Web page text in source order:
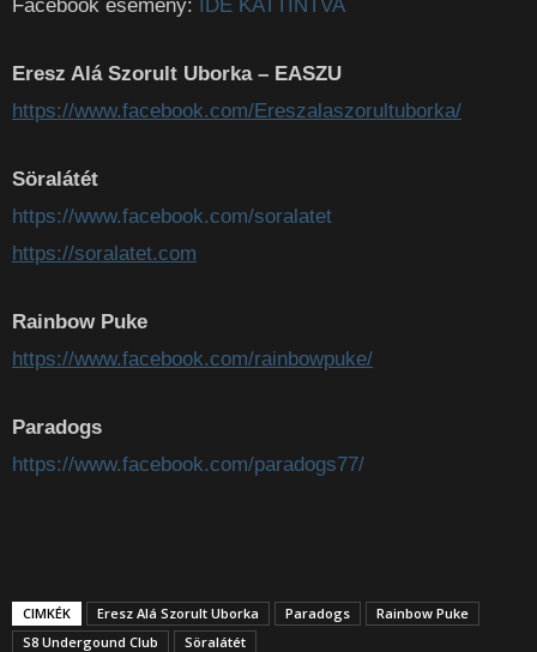
Facebook esemény: IDE KATTINTVA
Eresz Alá Szorult Uborka – EASZU
https://www.facebook.com/Ereszalaszorultuborka/
Söralátét
https://www.facebook.com/soralatet
https://soralatet.com
Rainbow Puke
https://www.facebook.com/rainbowpuke/
Paradogs
https://www.facebook.com/paradogs77/
CIMKÉK Eresz Alá Szorult Uborka Paradogs
Rainbow Puke
S8 Undergound Club
Söralátét